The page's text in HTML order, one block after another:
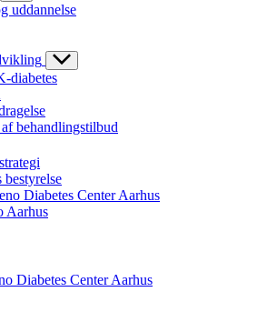
uddannelse
diabetes
behandlingstilbud
Diabetes Center Aarhus
Aarhus
Diabetes Center Aarhus